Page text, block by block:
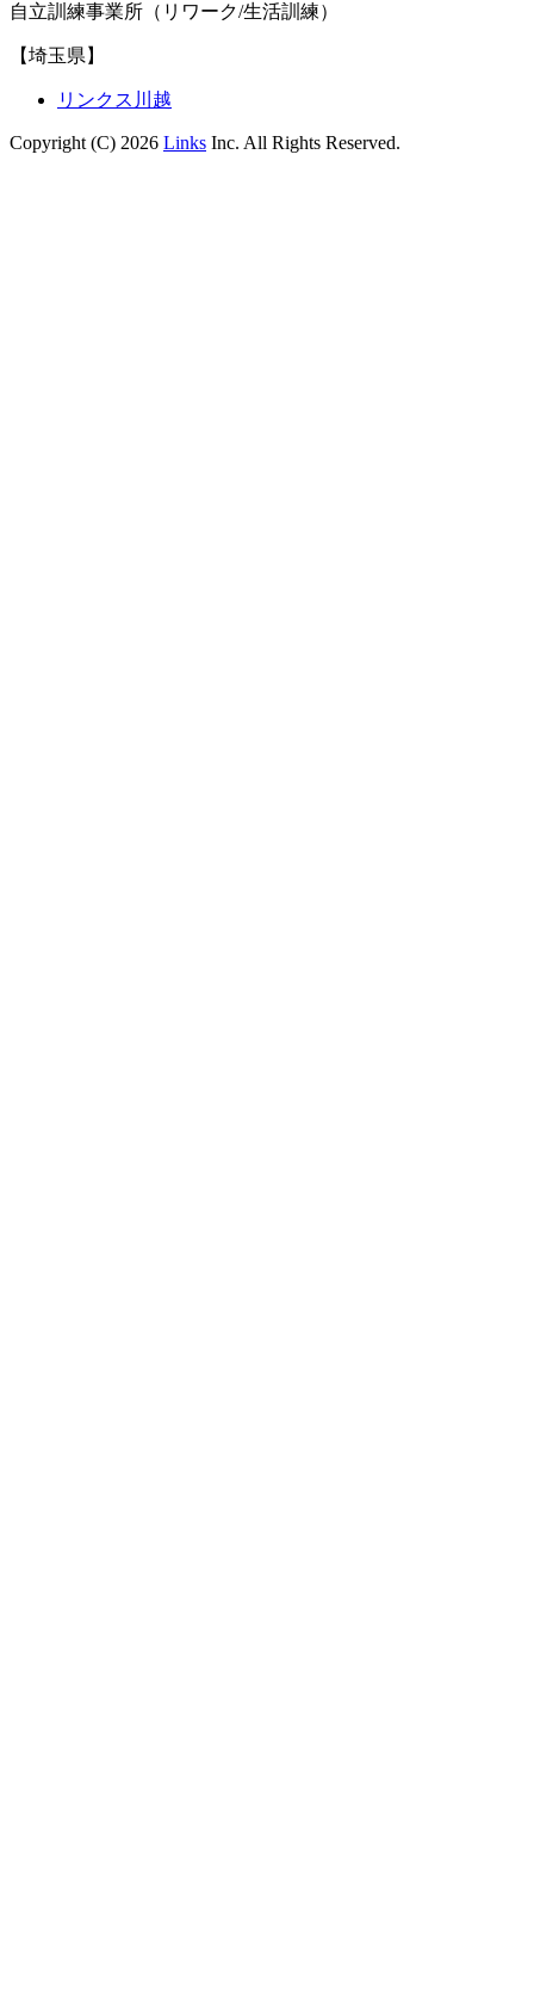
自立訓練事業所（リワーク/生活訓練）
【埼玉県】
リンクス川越
Copyright (C) 2026 Links Inc. All Rights Reserved.